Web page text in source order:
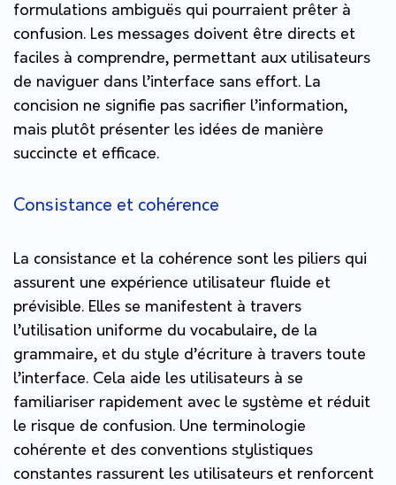
formulations ambiguës qui pourraient prêter à
confusion. Les messages doivent être directs et
faciles à comprendre, permettant aux utilisateurs
de naviguer dans l’interface sans effort. La
concision ne signifie pas sacrifier l’information,
mais plutôt présenter les idées de manière
succincte et efficace.
Consistance et cohérence
La consistance et la cohérence sont les piliers qui
assurent une expérience utilisateur fluide et
prévisible. Elles se manifestent à travers
l’utilisation uniforme du vocabulaire, de la
grammaire, et du style d’écriture à travers toute
l’interface. Cela aide les utilisateurs à se
familiariser rapidement avec le système et réduit
le risque de confusion. Une terminologie
cohérente et des conventions stylistiques
constantes rassurent les utilisateurs et renforcent